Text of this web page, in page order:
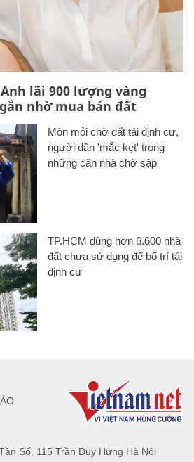
lãi 900 lượng vàng
nhờ mua bán đất
Mòn mỏi chờ đất tái định cư,
người dân 'mắc kẹt' trong
những căn nhà chờ sập
TP.HCM dùng hơn 6.600 nhà
đất chưa sử dụng để bố trí tái
định cư
Số, 115 Trần Duy Hưng Hà Nội